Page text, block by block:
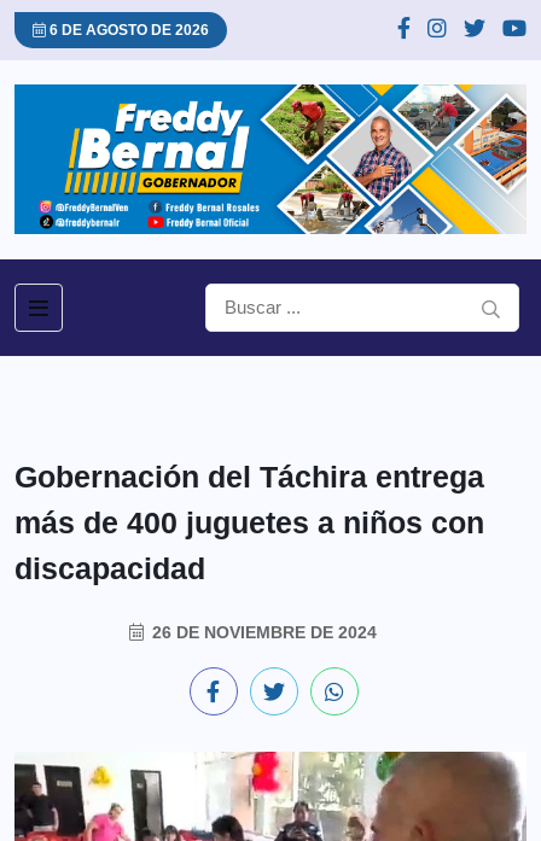
6 DE AGOSTO DE 2026
Gobernación del Táchira entrega
más de 400 juguetes a niños con
discapacidad
26 DE NOVIEMBRE DE 2024